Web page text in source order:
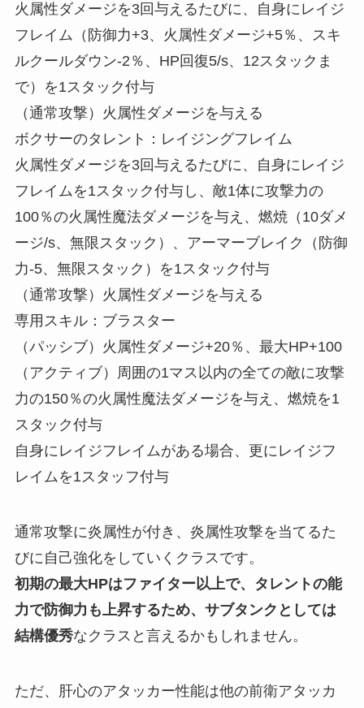
火属性ダメージを3回与えるたびに、自身にレイジ
フレイム（防御力+3、火属性ダメージ+5％、スキ
ルクールダウン-2％、HP回復5/s、12スタックま
で）を1スタック付与
（通常攻撃）火属性ダメージを与える
ボクサーのタレント：レイジングフレイム
火属性ダメージを3回与えるたびに、自身にレイジ
フレイムを1スタック付与し、敵1体に攻撃力の
100％の火属性魔法ダメージを与え、燃焼（10ダメ
ージ/s、無限スタック）、アーマーブレイク（防御
力-5、無限スタック）を1スタック付与
（通常攻撃）火属性ダメージを与える
専用スキル：ブラスター
（パッシブ）火属性ダメージ+20％、最大HP+100
（アクティブ）周囲の1マス以内の全ての敵に攻撃
力の150％の火属性魔法ダメージを与え、燃焼を1
スタック付与
自身にレイジフレイムがある場合、更にレイジフ
レイムを1スタッフ付与
通常攻撃に炎属性が付き、炎属性攻撃を当てるた
びに自己強化をしていくクラスです。
初期の最大HPはファイター以上で、タレントの能
力で防御力も上昇するため、サブタンクとしては
結構優秀なクラスと言えるかもしれません。
ただ、 肝心のアタッカー性能は他の前衛アタッカ